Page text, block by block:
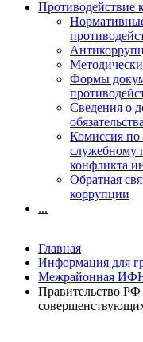
Противодействие
Формы
Сведения о
Комиссия
служебному
конфликта
Обратная
коррупции
...
Главная
Информация для
Межрайонная
Правительство РФ